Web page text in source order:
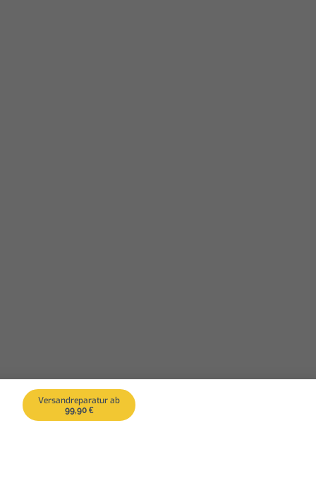
Versandreparatur ab
99,90 €